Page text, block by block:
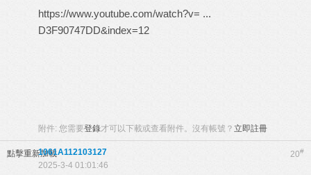
https://www.youtube.com/watch?v= ...
D3F90747DD&index=12
附件: 您需要登錄才可以下載或查看附件。沒有帳號？ 立即註冊
點擊重新加載 20#
1061A112103127
2025-3-4 01:01:46